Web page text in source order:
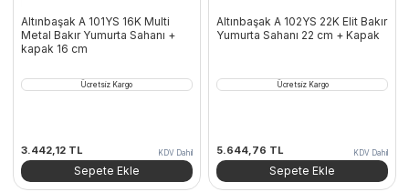
Altınbaşak A 101YS 16K Multi
Metal Bakır Yumurta Sahanı +
kapak 16 cm
Ücretsiz Kargo
3.442,12 TL KDV Dahil
Sepete Ekle
Altınbaşak A 102YS 22K Elit Bakır
Yumurta Sahanı 22 cm + Kapak
Ücretsiz Kargo
5.644,76 TL KDV Dahil
Sepete Ekle